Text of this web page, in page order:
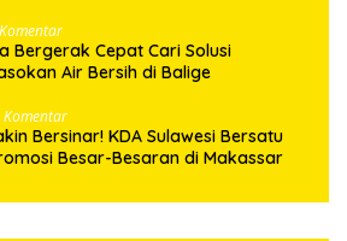
Bergerak Cepat Cari Solusi
Air Bersih di Balige
Komentar
Bersinar! KDA Sulawesi Bersatu
Besar-Besaran di Makassar